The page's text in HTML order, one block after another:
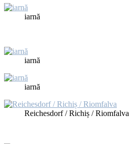
iarnă
iarnă
iarnă
Rei­ches­dorf / Ri­chiș / Riom­fal­va